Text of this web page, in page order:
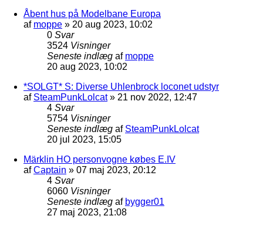
Åbent hus på Modelbane Europa
af moppe » 20 aug 2023, 10:02
0 Svar
3524 Visninger
Seneste indlæg af moppe
20 aug 2023, 10:02
*SOLGT* S: Diverse Uhlenbrock loconet udstyr
af SteamPunkLolcat» 21 nov 2022, 12:47
4 Svar
5754 Visninger
Seneste indlæg af SteamPunkLolcat
20 jul 2023, 15:05
Märklin HO personvogne købes E.IV
afCaptain » 07 maj 2023, 20:12
4 Svar
6060 Visninger
Seneste indlæg af bygger01
27 maj 2023, 21:08